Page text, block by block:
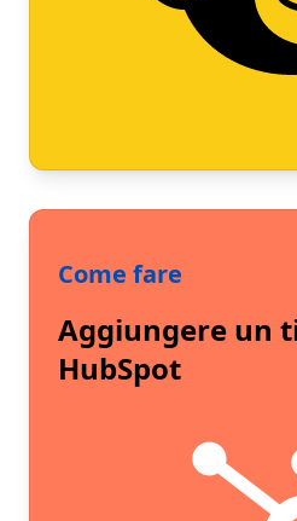
Come fare
Aggiungere un
HubSpot